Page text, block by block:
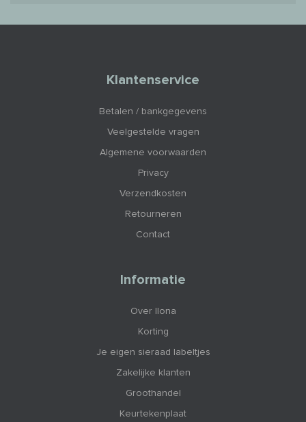
Klantenservice
Betalen / bankgegevens
Veelgestelde vragen
Algemene voorwaarden
Privacy
Verzendkosten
Retourneren
Contact
Informatie
Over Ilona
Korting
Je eigen sieraad labeltjes
Zakelijke klanten
Groothandel
Keurtekenplaat